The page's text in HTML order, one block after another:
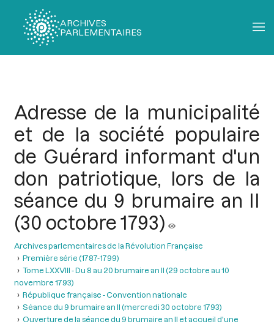
ARCHIVES
PARLEMENTAIRES
Adresse de la municipalité
et de la société populaire
de Guérard informant d'un
don patriotique, lors de la
séance du 9 brumaire an II
(30 octobre 1793)
Archives parlementaires de la Révolution Française
Première série (1787-1799)
Tome LXXVIII - Du 8 au 20 brumaire an II (29 octobre au 10
novembre 1793)
République française - Convention nationale
Séance du 9 brumaire an II (mercredi 30 octobre 1793)
Ouverture de la séance du 9 brumaire an II et accueil d'une